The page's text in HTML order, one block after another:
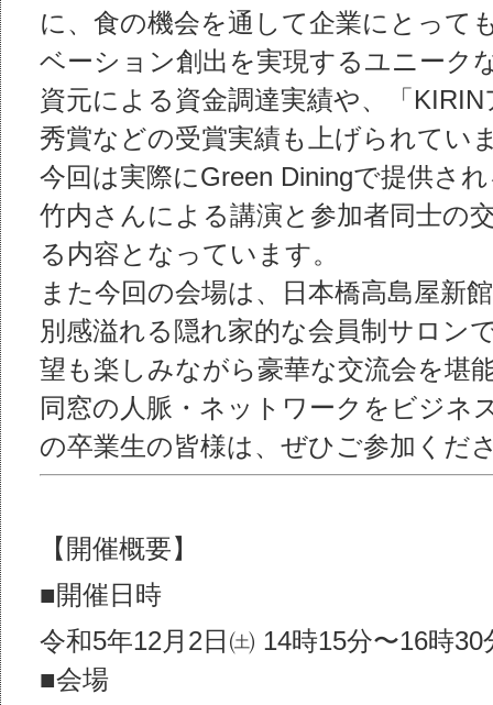
に、食の機会を通して企業にとって
ベーション創出を実現するユニーク
資元による資金調達実績や、「
秀賞などの受賞実績も上げられてい
今回は実際にGreen Diningで提供さ
竹内さんによる講演と参加者同士の
る内容となっています。
また今回の会場は、日本橋高島屋新
別感溢れる隠れ家的な会員制サロン
望も楽しみながら豪華な交流会を堪
同窓の⼈脈・ネットワークをビジネ
の卒業⽣の皆様は、ぜひご参加くだ
【開催概要】
■開催⽇時
令和5年12⽉2⽇㈯ 14時15分〜16時30
■会場